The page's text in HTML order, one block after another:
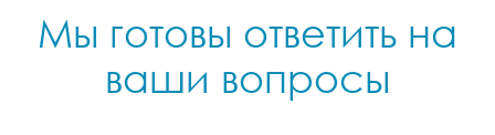
Мы готовы ответить на
ваши вопросы